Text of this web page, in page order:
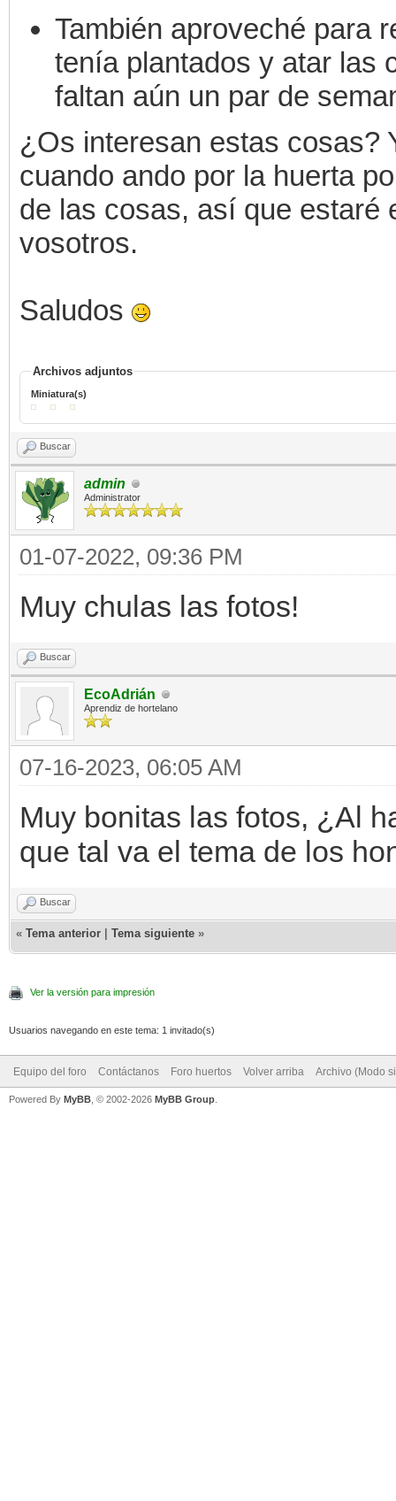
También aproveché para
tenía plantados y atar las
faltan aún un par de
¿Os interesan estas cosas?
cuando ando por la huerta
de las cosas, así que estaré
vosotros.
Saludos
Archivos adjuntos
Miniatura(s)
Buscar
admin
Administrator
01-07-2022, 09:36 PM
Muy chulas las fotos!
Buscar
EcoAdrián
Aprendiz de hortelano
07-16-2023, 06:05 AM
Muy bonitas las fotos, ¿Al
que tal va el tema de los
Buscar
« Tema anterior Tema siguiente »
Ver la versión para impresión
Usuarios navegando en este tema: 1 invitado(s)
Equipo del foro Contáctanos Foro huertos Volver arriba Archivo (Modo
Powered By MyBB , © 2002-2026 MyBB Group